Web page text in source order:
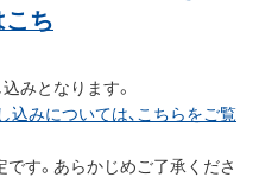
ち
みとなります。
込みについては、こちらをご覧
す。あらかじめご了承くださ